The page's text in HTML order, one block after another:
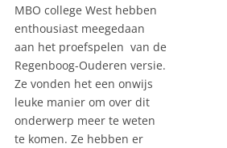
MBO college West hebben
enthousiast meegedaan
aan het proefspelen van de
Regenboog-Ouderen versie.
Ze vonden het een onwijs
leuke manier om over dit
onderwerp meer te weten
te komen. Ze hebben er